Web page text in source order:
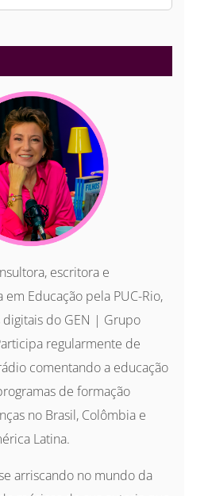
escritora e
Educação pela PUC-Rio,
do GEN | Grupo
regularmente de
comentando a educação
de formação
no Brasil, Colômbia e
Latina.
arriscando no mundo da